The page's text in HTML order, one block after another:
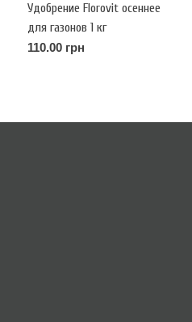
Удобрение Florovit осеннее
для газонов 1 кг
110.00 грн